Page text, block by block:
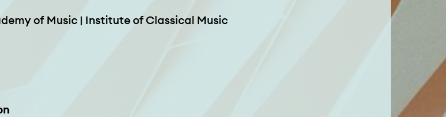
of Music | Institute of Classical Music